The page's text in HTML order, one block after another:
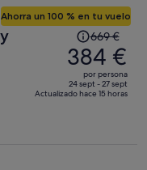
Ahorra un 100 % en tu vuelo
precio
era
de
669 €,
669 €
384 €
por persona
24 sept - 27 sept
Actualizado hace 15 horas